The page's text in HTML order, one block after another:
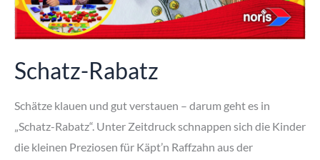
Schatz-Rabatz
Schätze klauen und gut verstauen – darum geht es in
„Schatz-Rabatz“. Unter Zeitdruck schnappen sich die Kinder
die kleinen Preziosen für Käpt’n Raffzahn aus der